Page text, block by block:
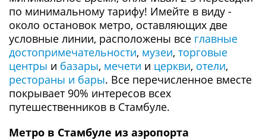
по минимальному тарифу! Имейте в виду -
около остановок метро, оставляющих две
условные линии, расположены все главные
достопримечательности, музеи, торговые
центры и базары, мечети и церкви, отели,
рестораны и бары. Все перечисленное вместе
покрывает 90% интересов всех
путешественников в Стамбуле.
Метро в Стамбуле из аэропорта